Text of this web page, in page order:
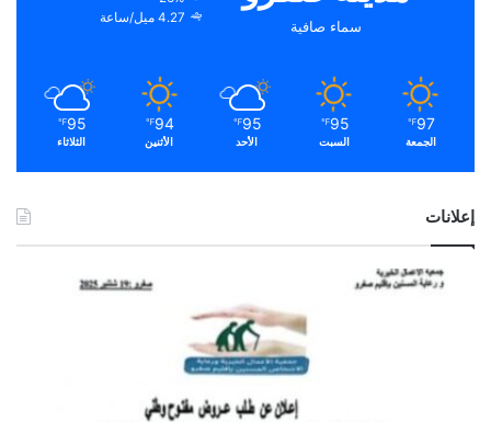
سماء صافية
4.27 ميل/ساعة
97
℉
الجمعة
95
℉
السبت
95
℉
الأحد
94
℉
الأثنين
95
℉
الثلاثاء
إعلانات